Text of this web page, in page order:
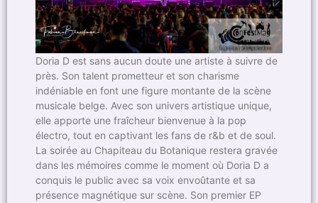
Doria D est sans aucun doute une artiste à suivre de
près. Son talent prometteur et son charisme
indéniable en font une figure montante de la scène
musicale belge. Avec son univers artistique unique,
elle apporte une fraîcheur bienvenue à la pop
électro, tout en captivant les fans de r&b et de soul.
La soirée au Chapiteau du Botanique restera gravée
dans les mémoires comme le moment où Doria D a
conquis le public avec sa voix envoûtante et sa
présence magnétique sur scène. Son premier EP